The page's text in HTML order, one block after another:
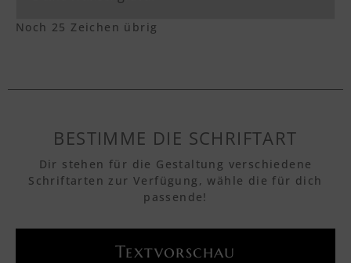
Noch 25 Zeichen übrig
BESTIMME DIE SCHRIFTART
Dir stehen für die Gestaltung verschiedene
Schriftarten zur Verfügung, wähle die für dich
passende!
Textvorschau